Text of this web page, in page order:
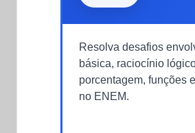
Resolva desafios
básica, raciocínio
porcentagem, funções
no ENEM.